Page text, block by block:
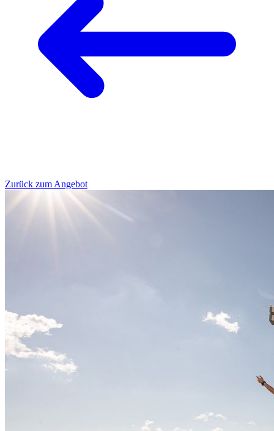
Zurück zum Angebot